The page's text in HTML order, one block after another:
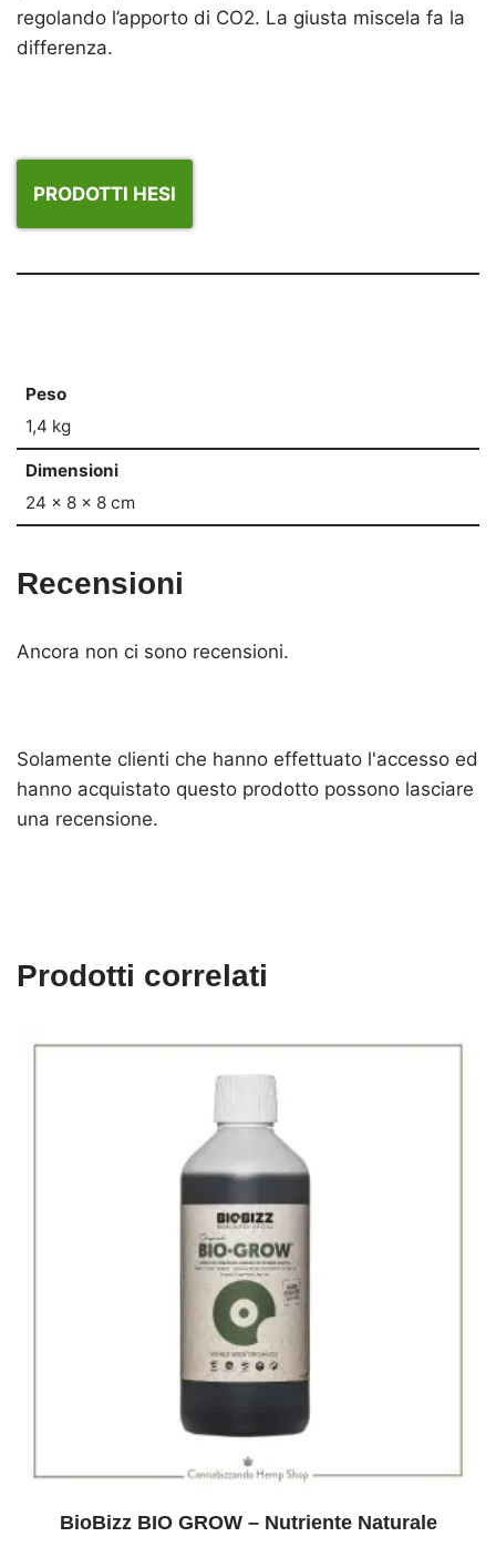
regolando l’apporto di CO2. La giusta miscela fa la
differenza.
PRODOTTI HESI
Peso
1,4 kg
Dimensioni
24 × 8 × 8 cm
Recensioni
Ancora non ci sono recensioni.
Solamente clienti che hanno effettuato l'accesso ed
hanno acquistato questo prodotto possono lasciare
una recensione.
Prodotti correlati
BioBizz BIO GROW – Nutriente Naturale